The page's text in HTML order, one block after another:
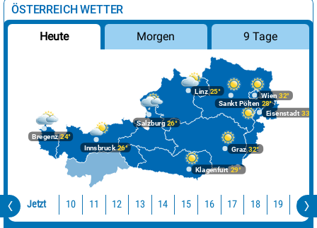
ÖSTERREICH WETTER
Heute Morgen 9 Tage
Bregenz24°
Graz32°
Innsbruck26°
Klagenfurt 29°
Linz25°
Salzburg26°
Wien 32°
Eisenstadt 33°
Sankt Pölten 28°
Jetzt 10 11 12 13 14 15 16 17 18 19 20